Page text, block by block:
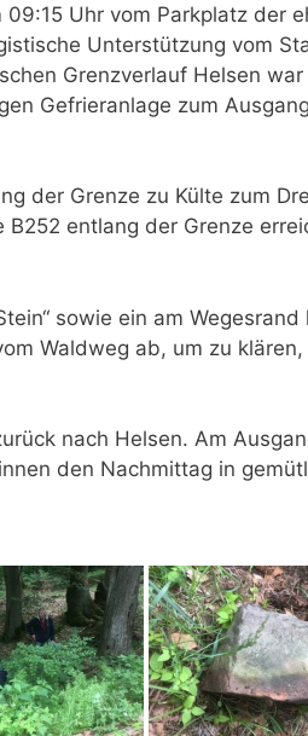
Uhr vom Parkplatz der
Unterstützung vom
Grenzverlauf Helsen
Gefrieranlage zum
der Grenze zu Külte zum
B252 entlang der Grenze
sowie ein am Wegesrand
Waldweg ab, um zu
nach Helsen. Am
den Nachmittag in